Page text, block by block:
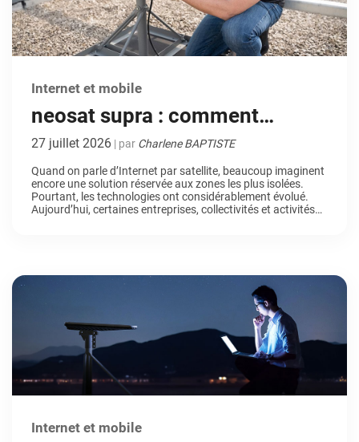
Internet et mobile
neosat supra : comment
fonctionne cette solution de
connexion Internet par satellite
LEO ?
27 juillet 2026 | par Charlene BAPTISTE
Quand on parle d’Internet par satellite, beaucoup imaginent
encore une solution réservée aux zones les plus isolées.
Pourtant, les technologies ont considérablement évolué.
Aujourd’hui, certaines entreprises, collectivités et activités
Internet et mobile